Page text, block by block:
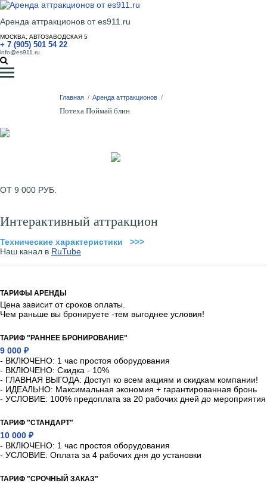
Аренда аттракционов от es911.ru
МОСКВА, АВТОЗАВОДСКАЯ 5
+ 7 (905) 501 54 22
info@es911.ru
Главная / Аренда аттракционов /
Потеха Поймай блин
ОТ 9 000 РУБ.
Интерактивный аттракцион
Технические характеристики >>>
Наш канал в RuTube
ТАРИФЫ АРЕНДЫ
Цена зависит от сроков оплаты.
Чем раньше вы бронируете -тем выгоднее условия!
ТАРИФ "РАННЕЕ БРОНИРОВАНИЕ"
9 000 ₽
- ВКЛЮЧЕНО: 1 час простоя оборудования
- ВКЛЮЧЕНО: Скидка - 10%
- ГЛАВНАЯ ВЫГОДА: Доступ ко всем акциям и скидкам компании!
- ИДЕАЛЬНО: Максимальная экономия + гарантированная бронь
- УСЛОВИЕ: 100% предоплата за 20 рабочих дней до мероприятия
ТАРИФ "СТАНДАРТ"
10 000 ₽
- ВКЛЮЧЕНО: 1 час простоя оборудования
- УСЛОВИЕ: Оплата за 4 рабочих дня до установки
ТАРИФ "СРОЧНЫЙ ЗАКАЗ"